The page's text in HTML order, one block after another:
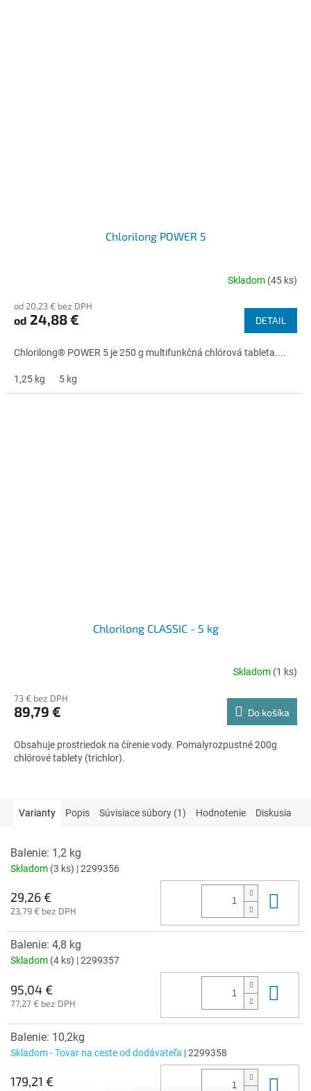
Chlorilong POWER 5
Skladom (45 ks)
od 20,23 € bez DPH
od 24,88 € DETAIL
Chlorilong® POWER 5 je 250 g multifunkčná chlórová tableta....
1,25 kg 5 kg
Chlorilong CLASSIC - 5 kg
Skladom (1 ks)
73 € bez DPH
89,79 € Do košíka
Obsahuje prostriedok na čírenie vody. Pomalyrozpustné 200g
chlórové tablety (trichlor).
Varianty Popis Súvisiace súbory (1) Hodnotenie Diskusia
Balenie: 1,2 kg
Skladom (3 ks) | 2299356
29,26 €
23,79 € bez DPH
Balenie: 4,8 kg
Skladom (4 ks) | 2299357
95,04 €
77,27 € bez DPH
Balenie: 10,2kg
Skladom - Tovar na ceste od dodávateľa | 2299358
179,21 €